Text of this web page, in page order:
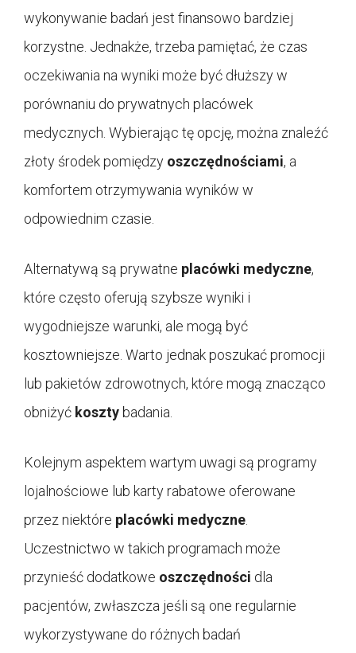
wykonywanie badań jest finansowo bardziej
korzystne. Jednakże, trzeba pamiętać, że czas
oczekiwania na wyniki może być dłuższy w
porównaniu do prywatnych placówek
medycznych. Wybierając tę opcję, można znaleźć
złoty środek pomiędzy oszczędnościami, a
komfortem otrzymywania wyników w
odpowiednim czasie.
Alternatywą są prywatne placówki medyczne,
które często oferują szybsze wyniki i
wygodniejsze warunki, ale mogą być
kosztowniejsze. Warto jednak poszukać promocji
lub pakietów zdrowotnych, które mogą znacząco
obniżyć koszty badania.
Kolejnym aspektem wartym uwagi są programy
lojalnościowe lub karty rabatowe oferowane
przez niektóre placówki medyczne
Uczestnictwo w takich programach może
przynieść dodatkowe oszczędności dla
pacjentów, zwłaszcza jeśli są one regularnie
wykorzystywane do różnych badań